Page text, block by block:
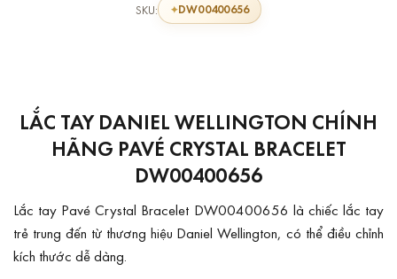
SKU: DW00400656
LẮC TAY DANIEL WELLINGTON CHÍNH
HÃNG PAVÉ CRYSTAL BRACELET
DW00400656
Lắc tay Pavé Crystal Bracelet DW00400656 là chiếc lắc tay
trẻ trung đến từ thương hiệu Daniel Wellington, có thể điều chỉnh
kích thước dễ dàng.